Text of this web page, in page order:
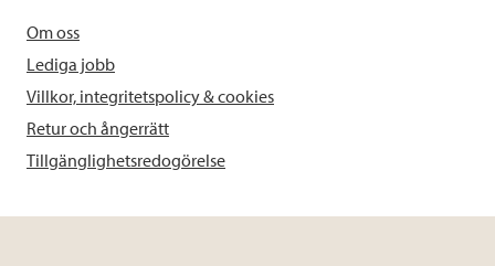
Om oss
Lediga jobb
Villkor, integritetspolicy & cookies
Retur och ångerrätt
Tillgänglighetsredogörelse